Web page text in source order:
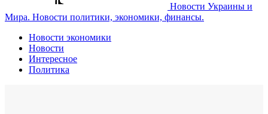
Новости Украины и
Мира. Новости политики, экономики, финансы.
Новости экономики
Новости
Интересное
Политика